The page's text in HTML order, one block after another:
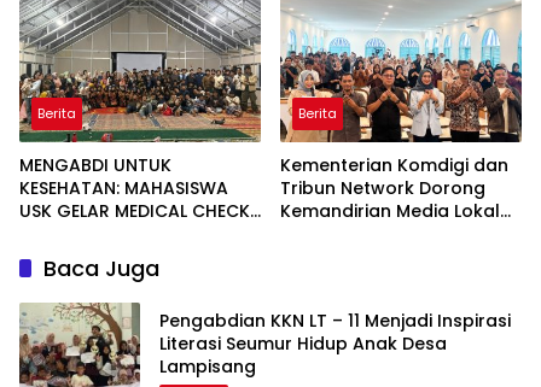
Berita
MENGABDI UNTUK
KESEHATAN: MAHASISWA
USK GELAR MEDICAL CHECK
Berita
Kementerian Komdigi dan
Tribun Network Dorong
Kemandirian Media Lokal
Baca Juga
Pengabdian KKN LT – 11 Menjadi Inspirasi
Literasi Seumur Hidup Anak Desa
Lampisang